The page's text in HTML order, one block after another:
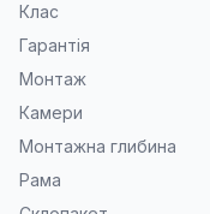
Клас
Гарантія
Монтаж
Камери
Монтажна глибина
Рама